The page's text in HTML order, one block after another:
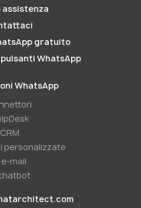
gratuito
WhatsApp
WhatsApp
CRM
personalizzate
e-mail